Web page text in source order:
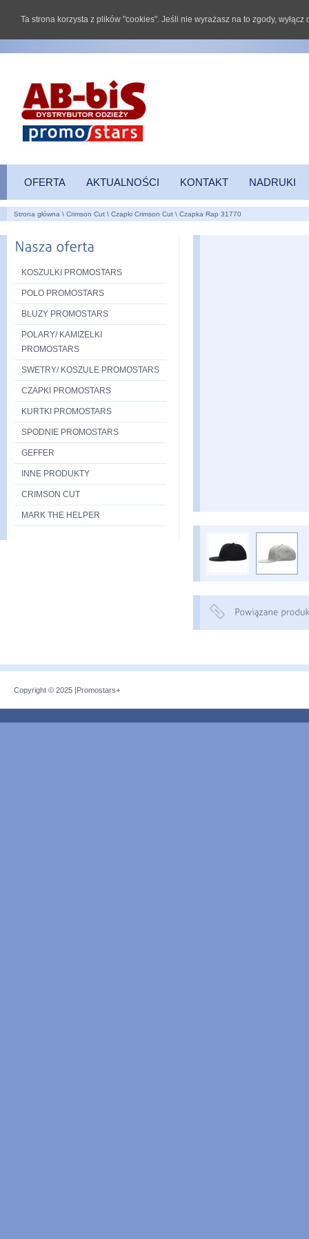
OFERTA AKTUALNOŚCI KONTAKT NADRUKI
Strona główna \ Crimson Cut \ Czapki Crimson Cut \ Czapka Rap 31770
KOSZULKI PROMOSTARS
POLO PROMOSTARS
BLUZY PROMOSTARS
POLARY/ KAMIZELKI
PROMOSTARS
SWETRY/ KOSZULE PROMOSTARS
CZAPKI PROMOSTARS
KURTKI PROMOSTARS
SPODNIE PROMOSTARS
GEFFER
INNE PRODUKTY
CRIMSON CUT
MARK THE HELPER
Copyright © 2025 |Promostars+
Ta strona korzysta z plików "cookies". Jeśli nie wyrażasz na to zgody,